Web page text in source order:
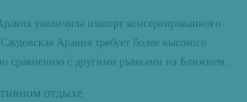
увеличила импорт консервированного
Аравия требует более высокого
сравнению с другими рынками на Ближнем...
отдыхе